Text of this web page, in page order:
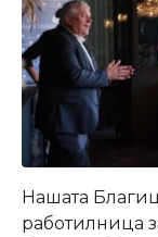
Нашата
работилница